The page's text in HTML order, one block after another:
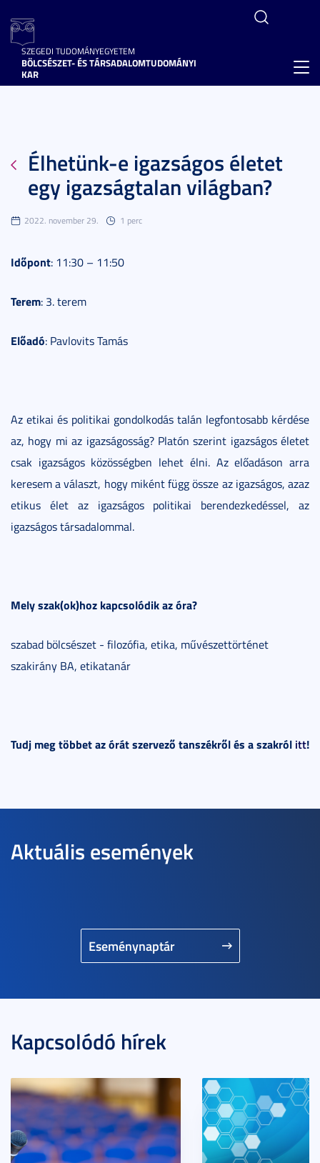
SZEGEDI TUDOMÁNYEGYETEM
BÖLCSÉSZET- ÉS TÁRSADALOMTUDOMÁNYI
KAR
Élhetünk-e igazságos életet
egy igazságtalan világban?
2022. november 29. 1 perc
Időpont: 11:30 – 11:50
Terem: 3. terem
Előadó: Pavlovits Tamás
Az etikai és politikai gondolkodás talán legfontosabb kérdése
az, hogy mi az igazságosság? Platón szerint igazságos életet
csak igazságos közösségben lehet élni. Az előadáson arra
keresem a választ, hogy miként függ össze az igazságos, azaz
etikus élet az igazságos politikai berendezkedéssel, az
igazságos társadalommal.
Mely szak(ok)hoz kapcsolódik az óra?
szabad bölcsészet - filozófia, etika, művészettörténet
szakirány BA, etikatanár
Tudj meg többet az órát szervező tanszékről és a szakról itt!
Aktuális események
Eseménynaptár
Kapcsolódó hírek